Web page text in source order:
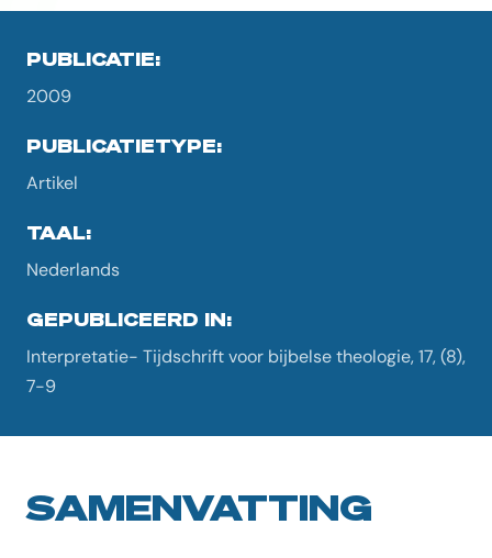
PUBLICATIE:
2009
PUBLICATIETYPE:
Artikel
TAAL:
Nederlands
GEPUBLICEERD IN:
Interpretatie- Tijdschrift voor bijbelse theologie, 17, (8),
7-9
SAMENVATTING